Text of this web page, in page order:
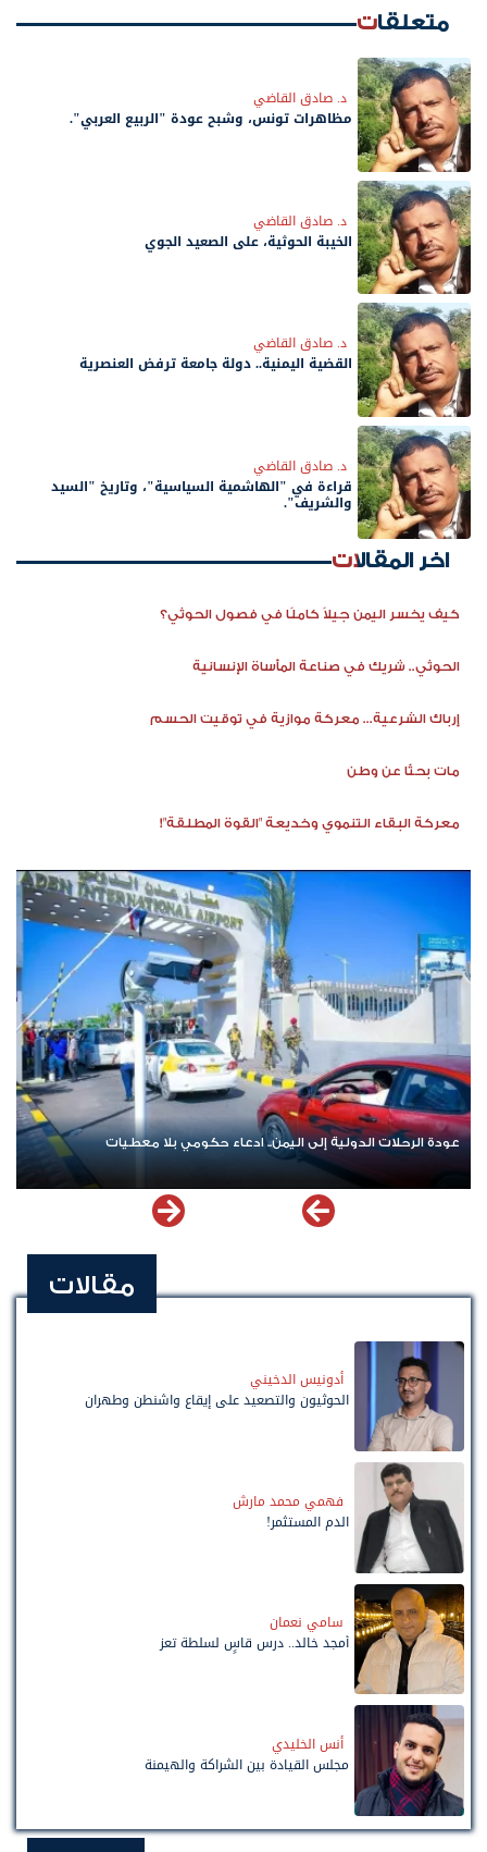
متعلقات
د. صادق القاضي
مظاهرات تونس، وشبح عودة "الربيع العربي".
د. صادق القاضي
الخيبة الحوثية، على الصعيد الجوي
د. صادق القاضي
القضية اليمنية.. دولة جامعة ترفض العنصرية
د. صادق القاضي
قراءة في "الهاشمية السياسية"، وتاريخ "السيد
والشريف".
اخر المقالات
كيف يخسر اليمن جيلاً كاملًا في فصول الحوثي؟
الحوثي.. شريك في صناعة المأساة الإنسانية
إرباك الشرعية... معركة موازية في توقيت الحسم
مات بحثًا عن وطن
معركة البقاء التنموي وخديعة "القوة المطلقة"!
عودة الرحلات الدولية إلى اليمن.. ادعاء حكومي بلا معطيات
مقالات
أدونيس الدخيني
الحوثيون والتصعيد على إيقاع واشنطن وطهران
فهمي محمد مارش
الدم المستثمر!
سامي نعمان
أمجد خالد.. درس قاسٍ لسلطة تعز
أنس الخليدي
مجلس القيادة بين الشراكة والهيمنة